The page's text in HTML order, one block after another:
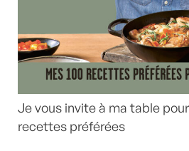
Je vous invite à ma table
recettes préférées